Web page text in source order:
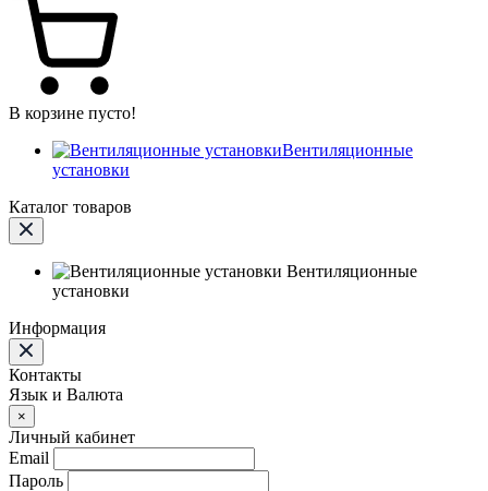
В корзине пусто!
Вентиляционные
установки
Каталог товаров
Вентиляционные
установки
Информация
Контакты
Язык и Валюта
×
Личный кабинет
Email
Пароль